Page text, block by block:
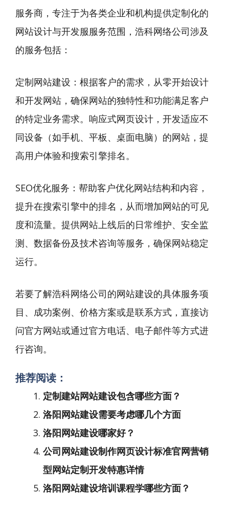
服务商，专注于为各类企业和机构提供定制化的
网站设计与开发服服务范围，浩科网络公司涉及
的服务包括：
定制网站建设：根据客户的需求，从零开始设计
和开发网站，确保网站的独特性和功能满足客户
的特定业务需求。响应式网页设计，开发适应不
同设备（如手机、平板、桌面电脑）的网站，提
高用户体验和搜索引擎排名。
SEO优化服务：帮助客户优化网站结构和内容，
提升在搜索引擎中的排名，从而增加网站的可见
度和流量。提供网站上线后的日常维护、安全监
测、数据备份及技术咨询等服务，确保网站稳定
运行。
若要了解浩科网络公司的网站建设的具体服务项
目、成功案例、价格方案或是联系方式，直接访
问官方网站或通过官方电话、电子邮件等方式进
行咨询。
推荐阅读：
定制建站网站建设包含哪些方面？
洛阳网站建设需要考虑哪几个方面
洛阳网站建设哪家好？
公司网站建设制作网页设计标准官网营销
型网站定制开发特惠详情
洛阳网站建设培训课程学哪些方面？